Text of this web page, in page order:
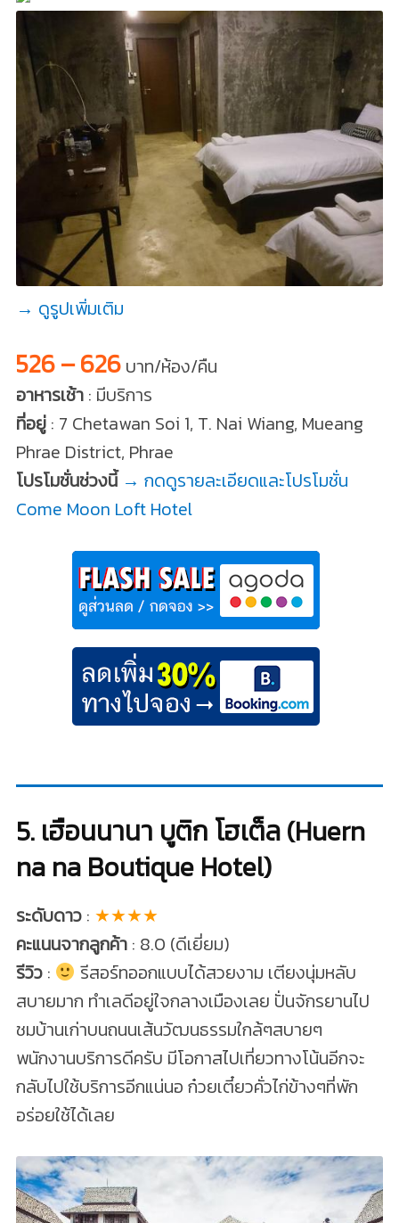
→ ดูรูปเพิ่มเติม
526 – 626บาท/ห้อง/คืน
อาหารเช้า: มีบริการ
ที่อยู่: 7 Chetawan Soi 1, T. Nai Wiang, Mueang
Phrae District, Phrae
โปรโมชั่นช่วงนี้ → กดดูรายละเอียดและโปรโมชั่น
Come Moon Loft Hotel
5. เฮือนนานา บูติก โฮเต็ล (Huern
na na Boutique Hotel)
ระดับดาว: ★★★★
คะแนนจากลูกค้า: 8.0 (ดีเยี่ยม)
รีวิว:
รีสอร์ทออกแบบได้สวยงาม เตียงนุ่มหลับ
สบายมาก ทำเลดีอยู่ใจกลางเมืองเลย ปั่นจักรยานไป
ชมบ้านเก่าบนถนนเส้นวัฒนธรรมใกล้ๆสบายๆ
พนักงานบริการดีครับ มีโอกาสไปเที่ยวทางโน้นอีกจะ
กลับไปใช้บริการอีกแน่นอ ก๋วยเตี๋ยวคั่วไก่ข้างๆที่พัก
อร่อยใช้ได้เลย